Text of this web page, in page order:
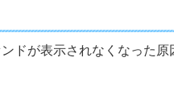
ドが表示されなくなった